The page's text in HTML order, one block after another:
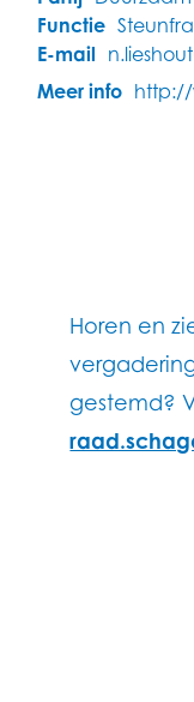
Functie
E-mail
Meer info
Horen en
gestemd?